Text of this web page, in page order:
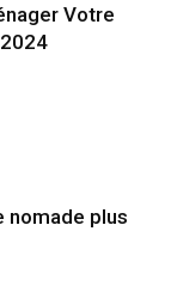
Votre
nomade plus